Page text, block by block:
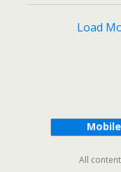
Load
Mobile
All